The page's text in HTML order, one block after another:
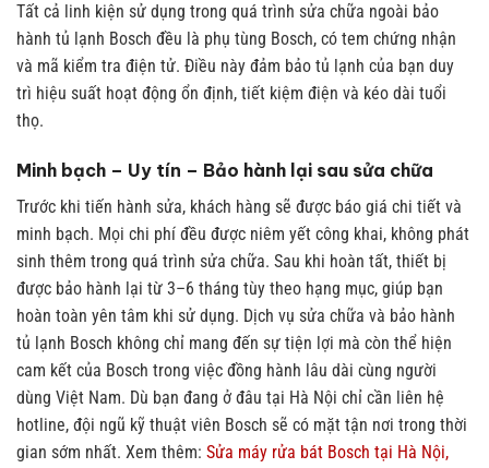
Tất cả linh kiện sử dụng trong quá trình sửa chữa ngoài bảo
hành tủ lạnh Bosch đều là phụ tùng Bosch, có tem chứng nhận
và mã kiểm tra điện tử. Điều này đảm bảo tủ lạnh của bạn duy
trì hiệu suất hoạt động ổn định, tiết kiệm điện và kéo dài tuổi
thọ.
Minh bạch – Uy tín – Bảo hành lại sau sửa chữa
Trước khi tiến hành sửa, khách hàng sẽ được báo giá chi tiết và
minh bạch. Mọi chi phí đều được niêm yết công khai, không phát
sinh thêm trong quá trình sửa chữa. Sau khi hoàn tất, thiết bị
được bảo hành lại từ 3–6 tháng tùy theo hạng mục, giúp bạn
hoàn toàn yên tâm khi sử dụng. Dịch vụ sửa chữa và bảo hành
tủ lạnh Bosch không chỉ mang đến sự tiện lợi mà còn thể hiện
cam kết của Bosch trong việc đồng hành lâu dài cùng người
dùng Việt Nam. Dù bạn đang ở đâu tại Hà Nội chỉ cần liên hệ
hotline, đội ngũ kỹ thuật viên Bosch sẽ có mặt tận nơi trong thời
gian sớm nhất. Xem thêm: Sửa máy rửa bát Bosch tại Hà Nội,